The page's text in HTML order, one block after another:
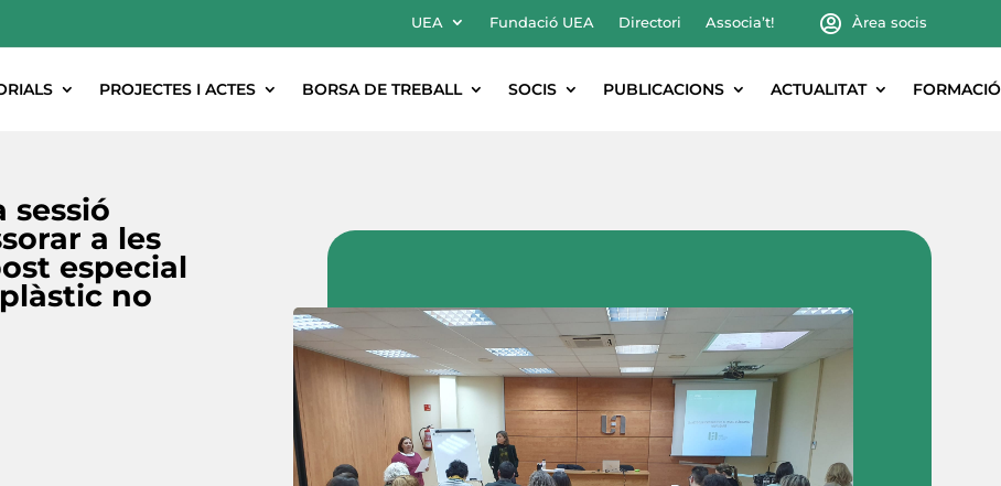
UEA Fundació UEA Directori Associa’t! Àrea socis
PROJECTES I ACTES BORSA DE TREBALL SOCIS PUBLICACIONS ACTUALITAT FORMACIÓ
sessió
a les
especial
no